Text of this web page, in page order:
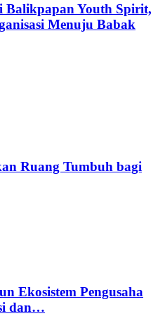
Balikpapan Youth Spirit,
Menuju Babak
Ruang Tumbuh bagi
Ekosistem Pengusaha
dan…